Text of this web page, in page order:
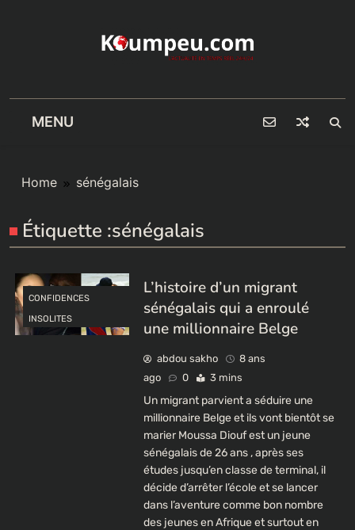
MENU
Home sénégalais
Étiquette :sénégalais
CONFIDENCES
INSOLITES
L’histoire d’un migrant
sénégalais qui a enroulé
une millionnaire Belge
abdou sakho
8 ans
ago
0 3 mins
Un migrant parvient a séduire une
millionnaire Belge et ils vont bientôt se
marier Moussa Diouf est un jeune
sénégalais de 26 ans , après ses
études jusqu’en classe de terminal, il
décide d’arrêter l’école et se lancer
dans l’aventure comme bon nombre
des jeunes en Afrique et surtout en